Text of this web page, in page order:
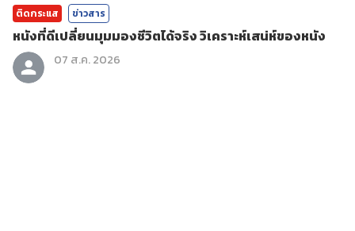
ติดกระแส ข่าวสาร
หนังที่ดีเปลี่ยนมุมมองชีวิตได้จริง วิเคราะห์เสน่ห์ของหนัง
07 ส.ค. 2026